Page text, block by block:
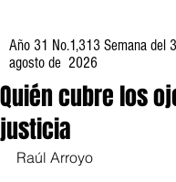
Año 31 No.1,313 Semana del
agosto de 2026
Quién cubre los
justicia
Raúl Arroyo